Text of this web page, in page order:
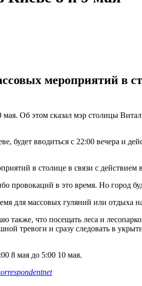
мероприятий в
Об этом сказал мэр столицы
вводиться с 22:00 вечера и
в столице в связи с действием
провокаций в это время. Но город
для массовых гуляний или отдыха
также, что посещать леса и
тревоги и сразу следовать в
8 мая до 5:00 10 мая.